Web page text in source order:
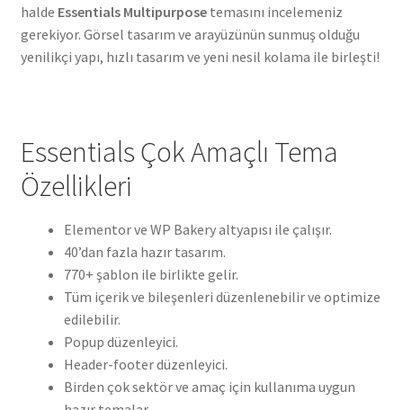
halde Essentials Multipurposetemasını incelemeniz
gerekiyor. Görsel tasarım ve arayüzünün sunmuş olduğu
yenilikçi yapı, hızlı tasarım ve yeni nesil kolama ile birleşti!
Essentials Çok Amaçlı Tema
Özellikleri
Elementor ve WP Bakery altyapısı ile çalışır.
40’dan fazla hazır tasarım.
770+ şablon ile birlikte gelir.
Tüm içerik ve bileşenleri düzenlenebilir ve optimize
edilebilir.
Popup düzenleyici.
Header-footer düzenleyici.
Birden çok sektör ve amaç için kullanıma uygun